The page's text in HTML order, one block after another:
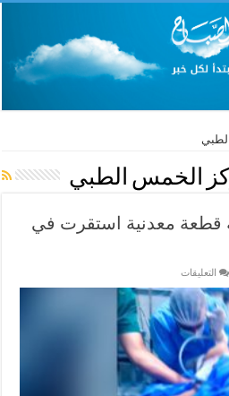
الخمس الطبي
قطعة معدنية استقرت في
التعليقات
طفل
بعد
ابتلاعه
قطعة
معدنية
استقرت
في
المريء
مغلقة